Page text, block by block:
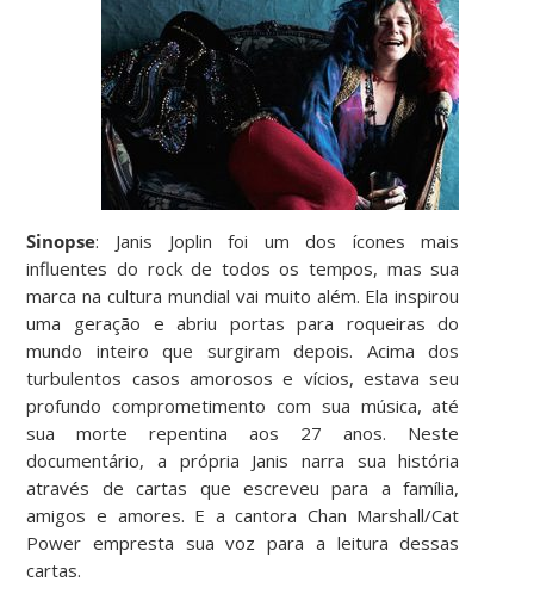
Sinopse: Janis Joplin foi um dos ícones mais
influentes do rock de todos os tempos, mas sua
marca na cultura mundial vai muito além. Ela inspirou
uma geração e abriu portas para roqueiras do
mundo inteiro que surgiram depois. Acima dos
turbulentos casos amorosos e vícios, estava seu
profundo comprometimento com sua música, até
sua morte repentina aos 27 anos. Neste
documentário, a própria Janis narra sua história
através de cartas que escreveu para a família,
amigos e amores. E a cantora Chan Marshall/Cat
Power empresta sua voz para a leitura dessas
cartas.